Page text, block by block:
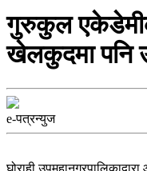
गुरुकुल
खेलकुदमा पनि
e-पत्रन्युज
घोराही